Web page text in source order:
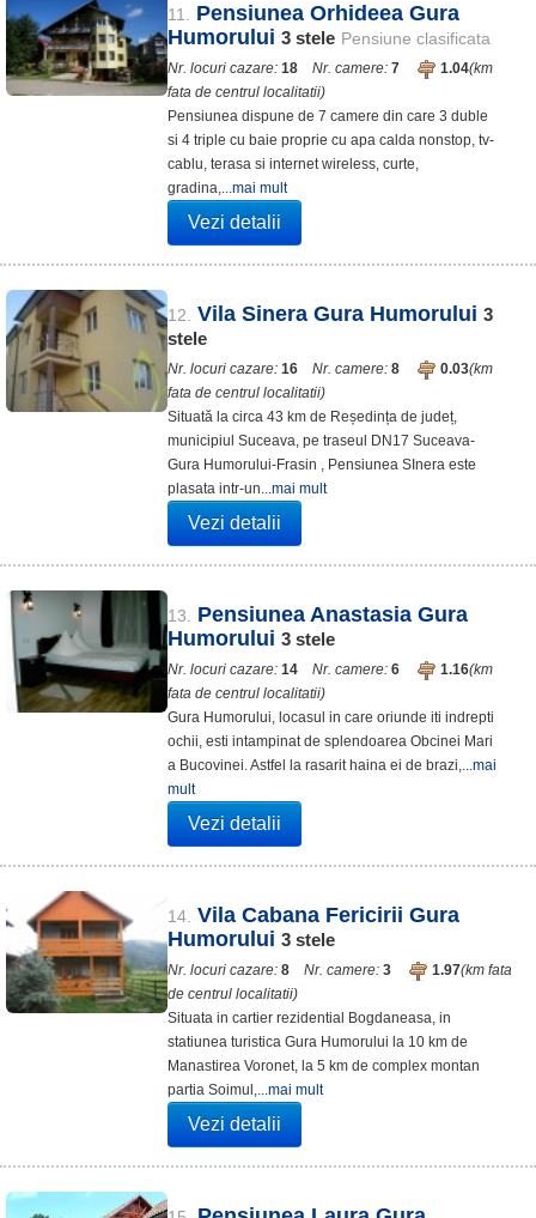
11. Pensiunea Orhideea Gura
Humorului 3 stele Pensiune clasificata
Nr. locuri cazare: 18 Nr. camere: 7 1.04(km
fata de centrul localitatii)
Pensiunea dispune de 7 camere din care 3 duble
si 4 triple cu baie proprie cu apa calda nonstop, tv-
cablu, terasa si internet wireless, curte,
gradina,...mai mult
Vezi detalii
12. Vila Sinera Gura Humorului 3
stele
Nr. locuri cazare: 16 Nr. camere: 8 0.03(km
fata de centrul localitatii)
Situată la circa 43 km de Reședința de județ,
municipiul Suceava, pe traseul DN17 Suceava-
Gura Humorului-Frasin , Pensiunea SInera este
plasata intr-un...mai mult
Vezi detalii
13. Pensiunea Anastasia Gura
Humorului 3 stele
Nr. locuri cazare: 14 Nr. camere: 6 1.16(km
fata de centrul localitatii)
Gura Humorului, locasul in care oriunde iti indrepti
ochii, esti intampinat de splendoarea Obcinei Mari
a Bucovinei. Astfel la rasarit haina ei de brazi,...mai
mult
Vezi detalii
14. Vila Cabana Fericirii Gura
Humorului 3 stele
Nr. locuri cazare: 8 Nr. camere: 3 1.97(km fata
de centrul localitatii)
Situata in cartier rezidential Bogdaneasa, in
statiunea turistica Gura Humorului la 10 km de
Manastirea Voronet, la 5 km de complex montan
partia Soimul,...mai mult
Vezi detalii